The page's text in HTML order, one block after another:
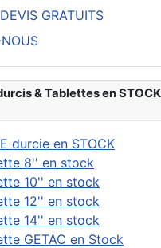
GRATUITS
& Tablettes en
durcie en STOCK
8'' en stock
10'' en stock
12'' en stock
14'' en stock
GETAC en Stock